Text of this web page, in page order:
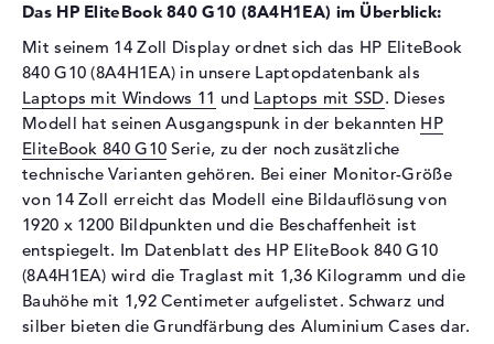
Laufwerks-Typ
ohne Laufwerk
Display-Typ
14" TFT
Max. Auflösung
1920 x 1200
Auflösungstyp
WUXGA
Besonderheiten
Display, entspiegelt, LED-
Hintergrundbeleuchtung, IPS
Panel, Adobe RGB
Audio
Soundkarte
Audio by Bang & Olufsen
Das HP EliteBook 840 G10 (8A4H1EA) im Überblick:
Mit seinem 14 Zoll Display ordnet sich das HP EliteBook
840 G10 (8A4H1EA) in unsere Laptopdatenbank als
Laptops mit Windows 11 und Laptops mit SSD. Dieses
Modell hat seinen Ausgangspunk in der bekannten HP
EliteBook 840 G10 Serie, zu der noch zusätzliche
technische Varianten gehören. Bei einer Monitor-Größe
von 14 Zoll erreicht das Modell eine Bildauflösung von
1920 x 1200 Bildpunkten und die Beschaffenheit ist
entspiegelt. Im Datenblatt des HP EliteBook 840 G10
(8A4H1EA) wird die Traglast mit 1,36 Kilogramm und die
Bauhöhe mit 1,92 Centimeter aufgelistet. Schwarz und
silber bieten die Grundfärbung des Aluminium Cases dar.